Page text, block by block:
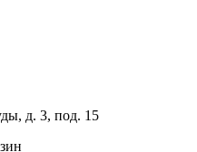
д. 3, под. 15